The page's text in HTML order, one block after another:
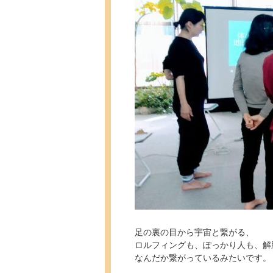
足の裏の目から宇宙と繋がる、
ロルフィングも、ぽっかり人も、
なんだか繋がっているみたいです。